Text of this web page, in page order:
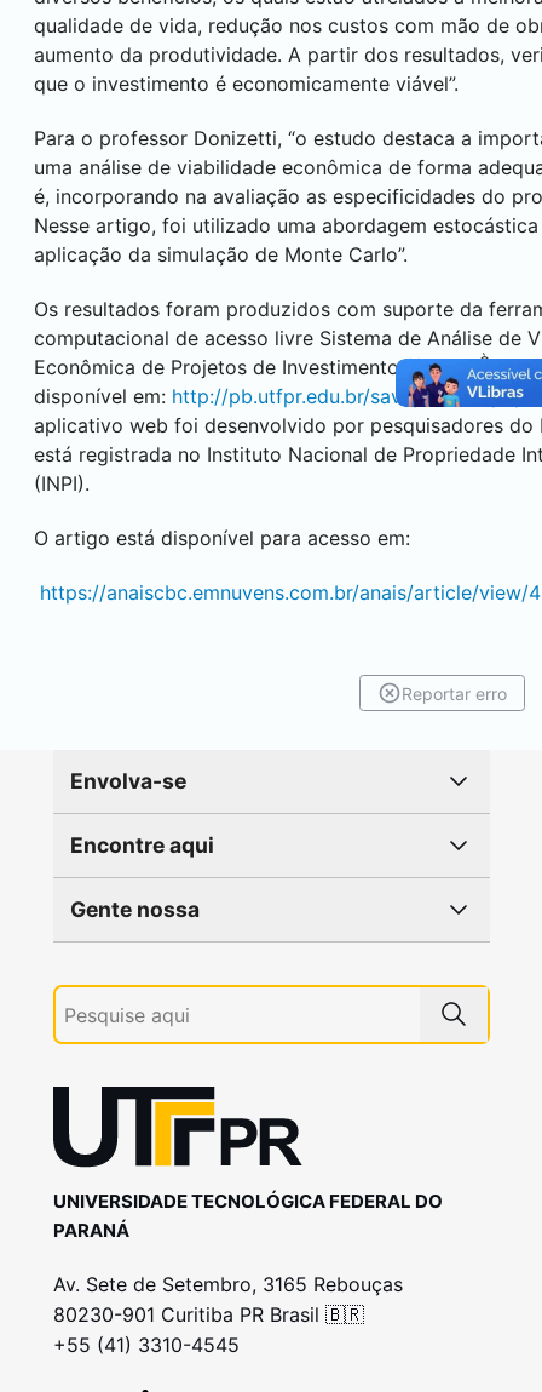
qualidade de vida, redução nos custos com mão de
aumento da produtividade. A partir dos resultados,
que o investimento é economicamente viável”.
Para o professor Donizetti, “o estudo destaca a
uma análise de viabilidade econômica de forma
é, incorporando na avaliação as especificidades do
Nesse artigo, foi utilizado uma abordagem
aplicação da simulação de Monte Carlo”.
Os resultados foram produzidos com suporte da
computacional de acesso livre Sistema de Análise de
Econômica de Projetos de Investimento ($AVEPIÒ), a
disponível em: http://pb.utfpr.edu.br/savepi/index.php
aplicativo web foi desenvolvido por pesquisadores do
está registrada no Instituto Nacional de Propriedade
(INPI).
O artigo está disponível para acesso em:
https://anaiscbc.emnuvens.com.br/anais/article/view/
Reportar erro
Envolva-se
Encontre aqui
Gente nossa
UNIVERSIDADE TECNOLÓGICA FEDERAL DO
PARANÁ
Av. Sete de Setembro, 3165 Rebouças
80230-901 Curitiba PR Brasil 🇧🇷
+55 (41) 3310-4545